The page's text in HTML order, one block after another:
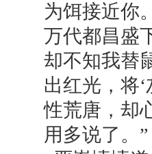
为饵接近你
万代都昌盛
却不知我替
出红光，将
性荒唐，却
用多说了。”